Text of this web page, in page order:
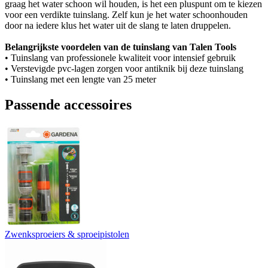
graag het water schoon wil houden, is het een pluspunt om te kiezen
voor een verdikte tuinslang. Zelf kun je het water schoonhouden
door na iedere klus het water uit de slang te laten druppelen.
Belangrijkste voordelen van de tuinslang van Talen Tools
• Tuinslang van professionele kwaliteit voor intensief gebruik
• Verstevigde pvc-lagen zorgen voor antiknik bij deze tuinslang
• Tuinslang met een lengte van 25 meter
Passende accessoires
Zwenksproeiers & sproeipistolen